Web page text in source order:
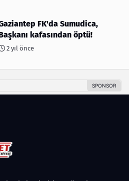
FK'da Sumudica,
kafasından öptü!
2 yıl önce